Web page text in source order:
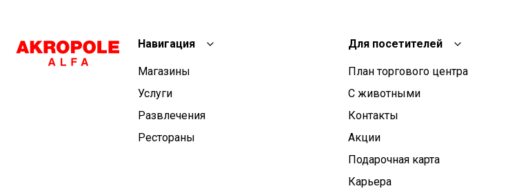
Навигация
Магазины
Услуги
Развлечения
Рестораны
Для посетителей
План торгового центра
С животными
Контакты
Aкции
Подарочная карта
Карьера